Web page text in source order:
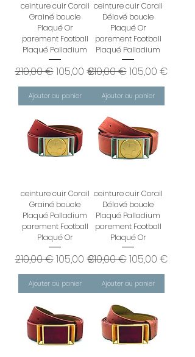
ceinture cuir Corail
Grainé boucle
Plaqué Or
parement Football
Plaqué Palladium
Prix original
210,00 €Prix promotionnel
105,00 €
Ajouter au panier
ceinture cuir Corail
Délavé boucle
Plaqué Or
parement Football
Plaqué Palladium
Prix original
210,00 €Prix
105,00 €
Ajouter au panier
ceinture cuir Corail
Grainé boucle
Plaqué Palladium
parement Football
Plaqué Or
Prix original
210,00 €Prix promotionnel
105,00 €
Ajouter au panier
ceinture cuir Corail
Délavé boucle
Plaqué Palladium
parement Football
Plaqué Or
Prix original
210,00 €Prix
105,00 €
Ajouter au panier